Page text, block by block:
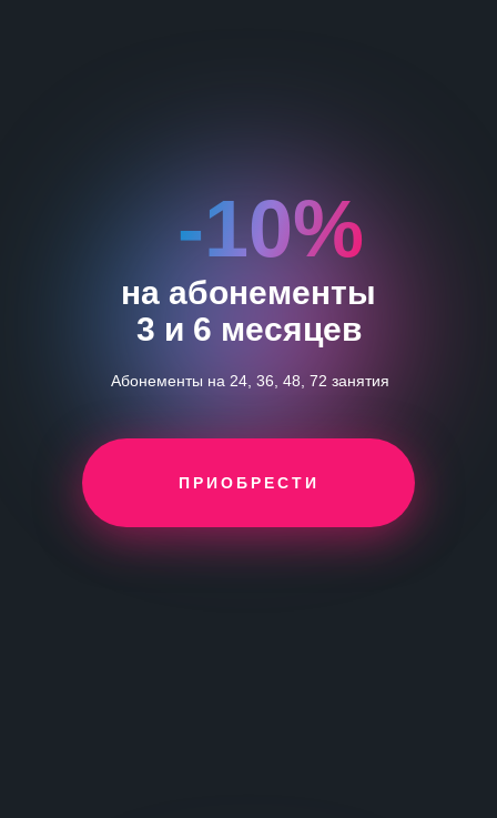
-10%
на абонементы
3 и 6 месяцев
Абонементы на 24, 36, 48, 72 занятия
ПРИОБРЕСТИ